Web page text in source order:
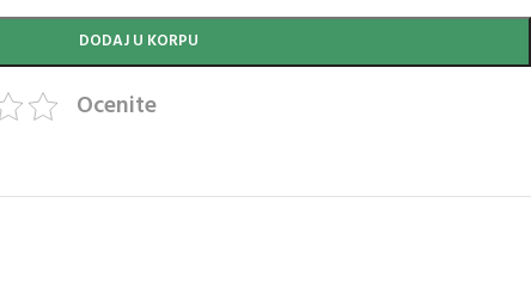
DODAJ U KORPU
Ocenite